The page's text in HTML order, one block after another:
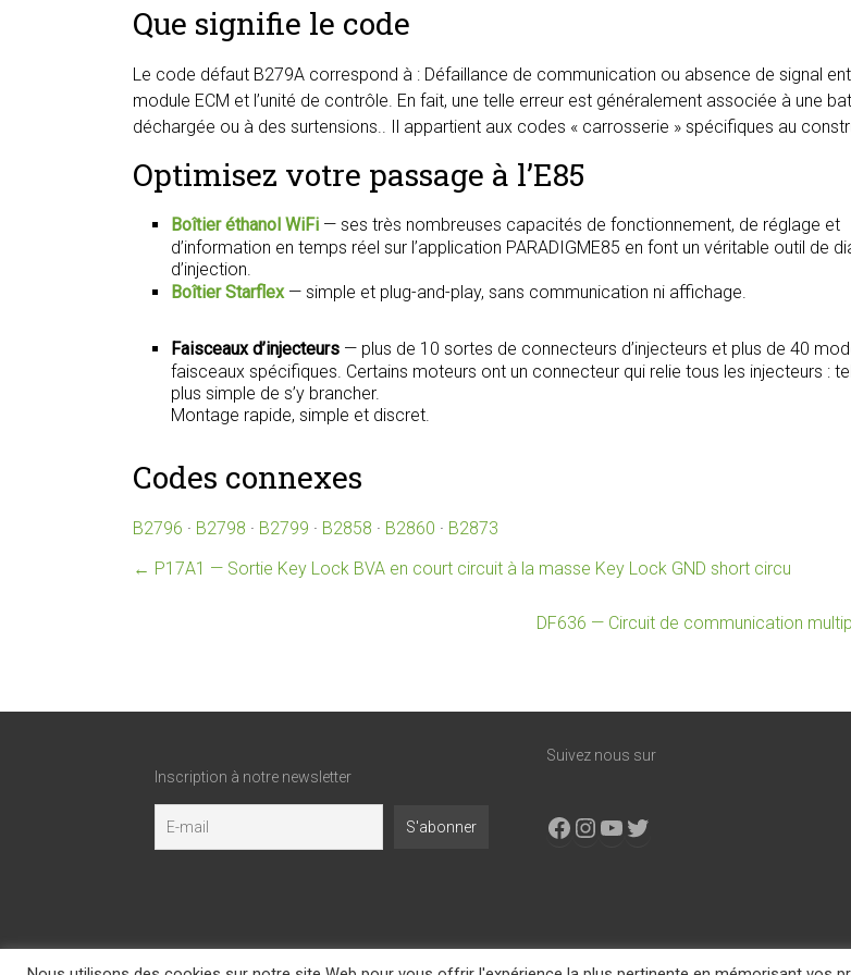
Que signifie le code
Le code défaut B279A correspond à : Défaillance de communication ou absence de signal
module ECM et l’unité de contrôle. En fait, une telle erreur est généralement associée à une
déchargée ou à des surtensions.. Il appartient aux codes « carrosserie » spécifiques au
Optimisez votre passage à l’E85
Boîtier éthanol WiFi — ses très nombreuses capacités de fonctionnement, de réglage et
d’information en temps réel sur l’application PARADIGME85 en font un véritable outil de
d’injection.
Boîtier Starflex— simple et plug-and-play, sans communication ni affichage.
Faisceaux d’injecteurs — plus de 10 sortes de connecteurs d’injecteurs et plus de 40
faisceaux spécifiques. Certains moteurs ont un connecteur qui relie tous les injecteurs :
plus simple de s’y brancher.
Montage rapide, simple et discret.
Codes connexes
B2796 · B2798 · B2799 · B2858 · B2860 · B2873
← P17A1 — Sortie Key Lock BVA en court circuit à la masse Key Lock GND short circu
DF636 — Circuit de communication
Inscription à notre newsletter
Suivez nous sur
Facebook
Instagram
YouTube
X